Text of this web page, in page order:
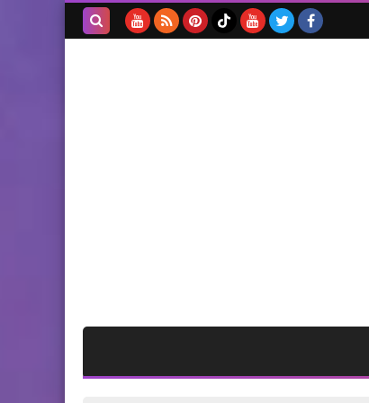
اجتماعاتها لاستكمال تحضيرات
اطلاق القوة التنفيذية
مقالات
وسكين الخبثاء بقلم د.